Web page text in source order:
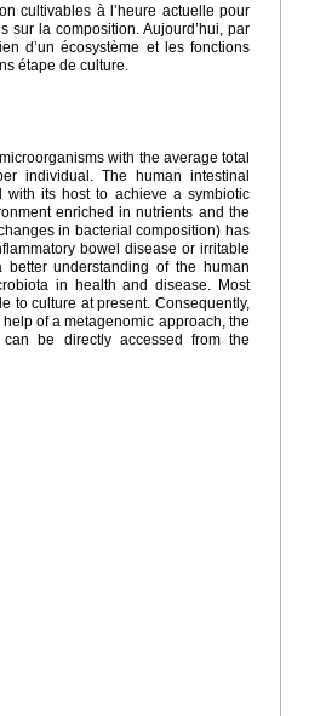
cultivables à l’heure actuelle pour
la composition. Aujourd’hui, par
d’un écosystème et les fonctions
étape de culture.
with the average total
individual. The human intestinal
with its host to achieve a symbiotic
enriched in nutrients and the
in bacterial composition) has
bowel disease or irritable
understanding of the human
in health and disease. Most
to culture at present. Consequently,
of a metagenomic approach, the
be directly accessed from the